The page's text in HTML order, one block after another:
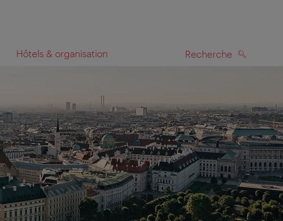
Hôtels & organisation Recherche